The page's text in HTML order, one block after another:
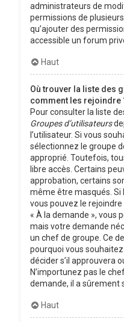
administrateurs de
permissions de
qu’ajouter des
accessible un forum
Haut
Où trouver la liste des
comment les rejoindre
Pour consulter la liste
Groupes d’utilisateurs
l’utilisateur. Si vous
sélectionnez le groupe
approprié. Toutefois,
libre accès. Certains
approbation, certains
même être masqués. Si
vous pouvez le
« À la demande », vous
mais votre demande
un chef de groupe. Ce
pourquoi vous
décider s’il approuvera
N’importunez pas le
demande, il a sûrement
Haut